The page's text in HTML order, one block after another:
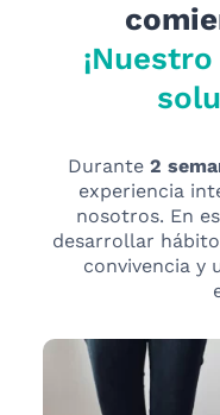
Durante 2
experiencia
nosotros. En
desarrollar
convivencia y